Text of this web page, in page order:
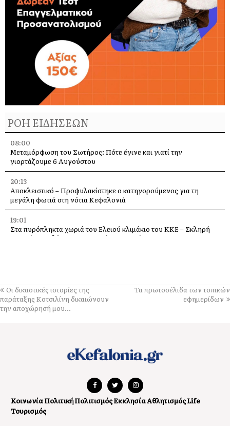
ΡΟΗ ΕΙΔΗΣΕΩΝ
08:00
Μεταμόρφωση του Σωτήρος: Πότε έγινε και γιατί την
γιορτάζουμε 6 Αυγούστου
20:13
Αποκλειστικό – Προφυλακίστηκε ο κατηγορούμενος για τη
μεγάλη φωτιά στη νότια Κεφαλονιά
19:01
Στα πυρόπληκτα χωριά του Ελειού κλιμάκιο του ΚΚΕ – Σκληρή
κριτική σε κυβέρνηση, Περιφέρεια και Δήμο
14:21
Σήμερα το πανηγύρι της Μεταμορφώσεως του Σωτήρα, με
μπακαλιαρόπιτα, στα Τραυλιάτα
προστασίας που συνιστά ο Πανελλήνιος Ιατρικός Σύλλογος
Το βουνό τραγουδά με καντάδες, στο Καπανδρίτι, στις 9
13:44
Οι δικαστικές ιστορίες της
παράταξης Κοτσιλίνη δικαιώνουν
την αποχώρησή μου…
Τα πρωτοσέλιδα των τοπικών
εφημερίδων
ΚοινωνίαΠολιτικήΠολιτισμόςΕκκλησίαΑθλητισμόςLife
Τουρισμός